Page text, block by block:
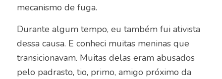
mecanismo de fuga.
Durante algum tempo, eu também fui ativista
dessa causa. E conheci muitas meninas que
transicionavam. Muitas delas eram abusados
pelo padrasto, tio, primo, amigo próximo da